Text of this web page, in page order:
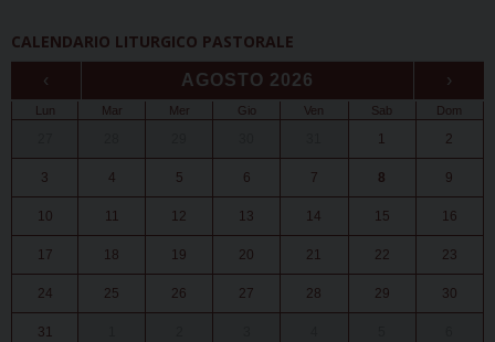
CALENDARIO LITURGICO PASTORALE
‹ AGOSTO 2026 ›
Lun Mar Mer Gio Ven Sab Dom
1 2
3 4 5 6 7 8 9
10 11 12 13 14 15 16
17 18 19 20 21 22 23
24 25 26 27 28 29 30
31